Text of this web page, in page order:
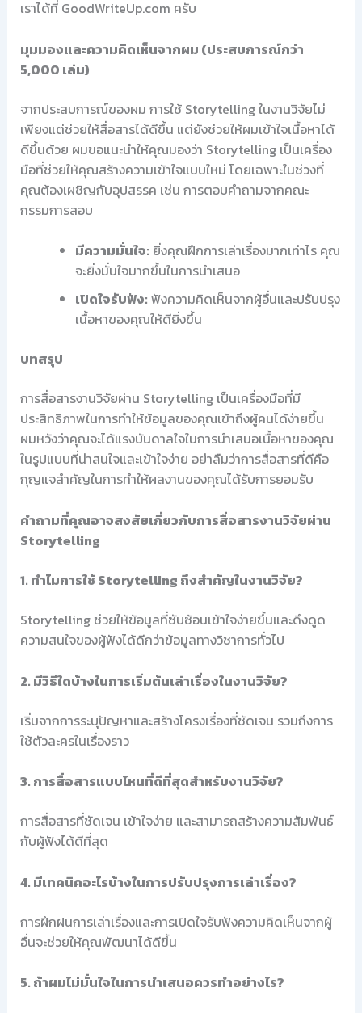
เราได้ที่ GoodWriteUp.com ครับ
มุมมองและความคิดเห็นจากผม (ประสบการณ์กว่า
5,000 เล่ม)
จากประสบการณ์ของผม การใช้ Storytelling ในงานวิจัยไม่
เพียงแต่ช่วยให้สื่อสารได้ดีขึ้น แต่ยังช่วยให้ผมเข้าใจเนื้อหาได้
ดีขึ้นด้วย ผมขอแนะนำให้คุณมองว่า Storytelling เป็นเครื่อง
มือที่ช่วยให้คุณสร้างความเข้าใจแบบใหม่ โดยเฉพาะในช่วงที่
คุณต้องเผชิญกับอุปสรรค เช่น การตอบคำถามจากคณะ
กรรมการสอบ
มีความมั่นใจ: ยิ่งคุณฝึกการเล่าเรื่องมากเท่าไร คุณ
จะยิ่งมั่นใจมากขึ้นในการนำเสนอ
เปิดใจรับฟัง: ฟังความคิดเห็นจากผู้อื่นและปรับปรุง
เนื้อหาของคุณให้ดียิ่งขึ้น
บทสรุป
การสื่อสารงานวิจัยผ่าน Storytelling เป็นเครื่องมือที่มี
ประสิทธิภาพในการทำให้ข้อมูลของคุณเข้าถึงผู้คนได้ง่ายขึ้น
ผมหวังว่าคุณจะได้แรงบันดาลใจในการนำเสนอเนื้อหาของคุณ
ในรูปแบบที่น่าสนใจและเข้าใจง่าย อย่าลืมว่าการสื่อสารที่ดีคือ
กุญแจสำคัญในการทำให้ผลงานของคุณได้รับการยอมรับ
คำถามที่คุณอาจสงสัยเกี่ยวกับการสื่อสารงานวิจัยผ่าน
Storytelling
1. ทำไมการใช้ Storytelling ถึงสำคัญในงานวิจัย?
Storytelling ช่วยให้ข้อมูลที่ซับซ้อนเข้าใจง่ายขึ้นและดึงดูด
ความสนใจของผู้ฟังได้ดีกว่าข้อมูลทางวิชาการทั่วไป
2. มีวิธีใดบ้างในการเริ่มต้นเล่าเรื่องในงานวิจัย?
เริ่มจากการระบุปัญหาและสร้างโครงเรื่องที่ชัดเจน รวมถึงการ
ใช้ตัวละครในเรื่องราว
3. การสื่อสารแบบไหนที่ดีที่สุดสำหรับงานวิจัย?
การสื่อสารที่ชัดเจน เข้าใจง่าย และสามารถสร้างความสัมพันธ์
กับผู้ฟังได้ดีที่สุด
4. มีเทคนิคอะไรบ้างในการปรับปรุงการเล่าเรื่อง?
การฝึกฝนการเล่าเรื่องและการเปิดใจรับฟังความคิดเห็นจากผู้
อื่นจะช่วยให้คุณพัฒนาได้ดีขึ้น
5. ถ้าผมไม่มั่นใจในการนำเสนอควรทำอย่างไร?